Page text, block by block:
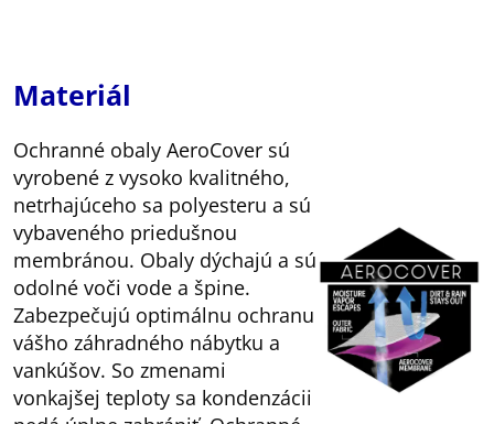
Materiál
Ochranné obaly AeroCover sú
vyrobené z vysoko kvalitného,
netrhajúceho sa polyesteru a sú
vybaveného priedušnou
membránou. Obaly dýchajú a sú
odolné voči vode a špine.
Zabezpečujú optimálnu ochranu
vášho záhradného nábytku a
vankúšov. So zmenami
vonkajšej teploty sa kondenzácii